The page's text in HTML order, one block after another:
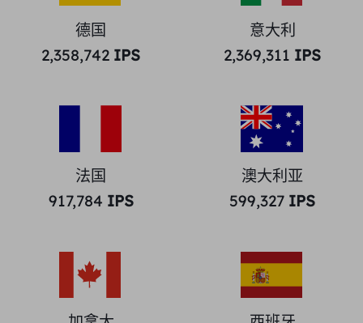
德国
2,358,742 IPS
意大利
2,369,311 IPS
法国
917,784 IPS
澳大利亚
599,327 IPS